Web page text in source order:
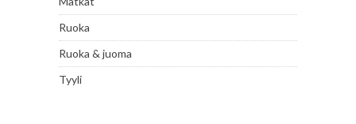
Ruoka
Ruoka & juoma
Tyyli